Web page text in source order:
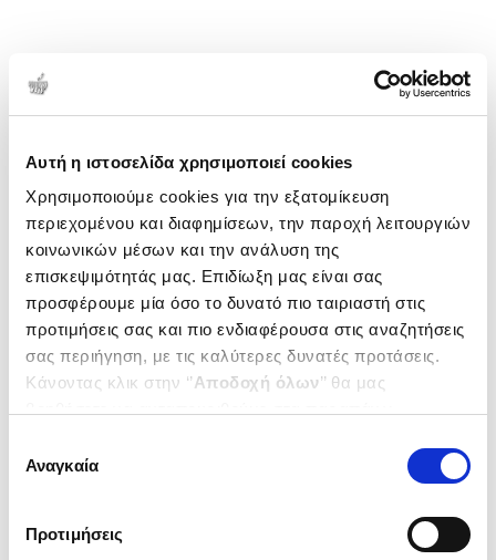
Αυτή η ιστοσελίδα χρησιμοποιεί cookies
Χρησιμοποιούμε cookies για την εξατομίκευση
περιεχομένου και διαφημίσεων, την παροχή λειτουργιών
κοινωνικών μέσων και την ανάλυση της
επισκεψιμότητάς μας. Επιδίωξη μας είναι σας
προσφέρουμε μία όσο το δυνατό πιο ταιριαστή στις
προτιμήσεις σας και πιο ενδιαφέρουσα στις αναζητήσεις
σας περιήγηση, με τις καλύτερες δυνατές προτάσεις.
Κάνοντας κλικ στην ‘’Αποδοχή όλων’’ θα μας
ενδιαφέρουν και να επιλέξετε από τα παρακάτω με την
΄΄και να ενημερωθείτε σχετικά με
συγκατάθεσης
Αναγκαία
Προτιμήσεις